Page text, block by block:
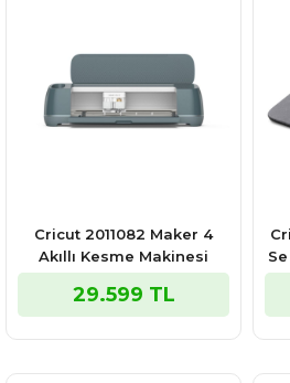
Cricut 2011082 Maker 4
Akıllı Kesme Makinesi
29.599 TL